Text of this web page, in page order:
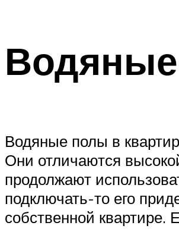
Водяные полы в
Они отличаются
продолжают
подключать-то его
собственной квартире.